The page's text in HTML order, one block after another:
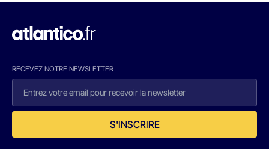
RECEVEZ NOTRE NEWSLETTER
S'INSCRIRE